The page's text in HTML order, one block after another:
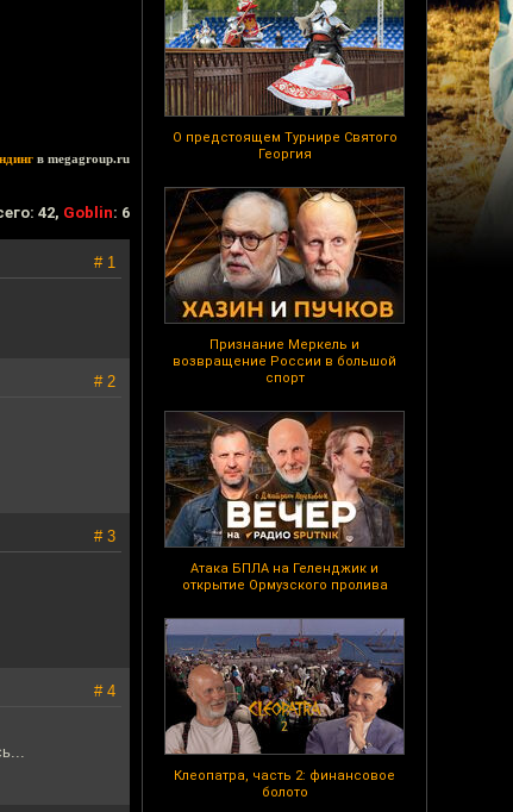
О предстоящем Турнире Святого
Георгия
Признание Меркель и
возвращение России в большой
спорт
Атака БПЛА на Геленджик и
открытие Ормузского пролива
Клеопатра, часть 2: финансовое
болото
в megagroup.ru
42, Goblin: 6
# 1
# 2
# 3
# 4